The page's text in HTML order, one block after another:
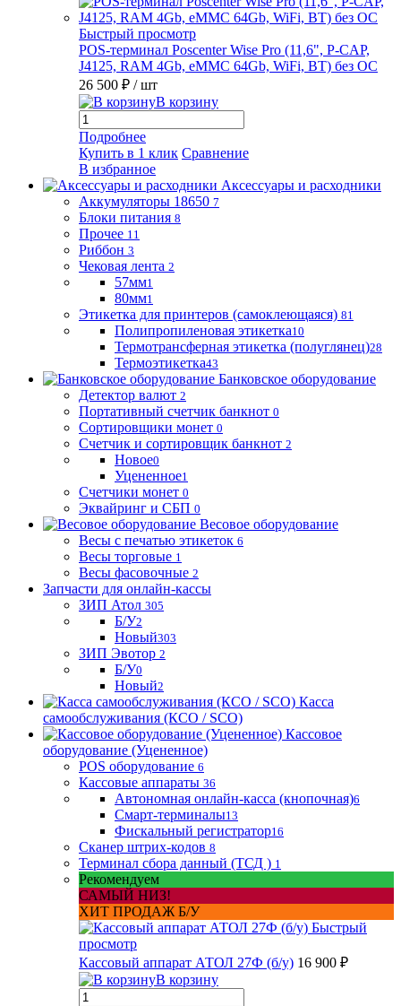
Быстрый просмотр
POS-терминал Poscenter Wise Pro (11,6", P-CAP,
J4125, RAM 4Gb, eMMC 64Gb, WiFi, BT) без ОС
26 500 ₽ / шт
В корзину
Подробнее
Купить в 1 клик Сравнение
В избранное
Аксессуары и расходники
Аккумуляторы 18650 7
Блоки питания 8
Прочее 11
Риббон 3
Чековая лента 2
57мм1
80мм1
Этикетка для принтеров (самоклеющаяся) 81
Полипропиленовая этикетка10
Термотрансферная этикетка (полуглянец)28
Термоэтикетка43
Банковское оборудование
Детектор валют 2
Портативный счетчик банкнот 0
Сортировщики монет 0
Счетчик и сортировщик банкнот 2
Новое0
Уцененное1
Счетчики монет 0
Эквайринг и СБП 0
Весовое оборудование
Весы с печатью этикеток 6
Весы торговые 1
Весы фасовочные 2
Запчасти для онлайн-кассы
ЗИП Атол 305
Б/У2
Новый303
ЗИП Эвотор 2
Б/У0
Новый2
Касса
самообслуживания (КСО / SCO)
Кассовое
оборудование (Уцененное)
POS оборудование 6
Кассовые аппараты 36
Автономная онлайн-касса (кнопочная)6
Смарт-терминалы13
Фискальный регистратор16
Сканер штрих-кодов 8
Терминал сбора данный (ТСД ) 1
Рекомендуем
САМЫЙ НИЗ!
ХИТ ПРОДАЖ Б/У
Быстрый
просмотр
Кассовый аппарат АТОЛ 27Ф (б/у) 16 900 ₽
В корзину